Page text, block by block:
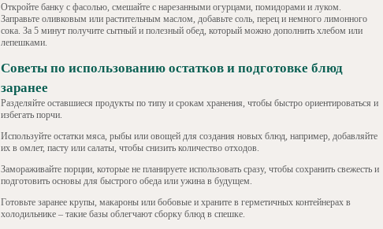
Откройте банку с фасолью, смешайте с нарезанными огурцами, помидорами и луком.
Заправьте оливковым или растительным маслом, добавьте соль, перец и немного лимонного
сока. За 5 минут получите сытный и полезный обед, который можно дополнить хлебом или
лепешками.
Советы по использованию остатков и подготовке блюд
заранее
Разделяйте оставшиеся продукты по типу и срокам хранения, чтобы быстро ориентироваться и
избегать порчи.
Используйте остатки мяса, рыбы или овощей для создания новых блюд, например, добавляйте
их в омлет, пасту или салаты, чтобы снизить количество отходов.
Замораживайте порции, которые не планируете использовать сразу, чтобы сохранить свежесть и
подготовить основы для быстрого обеда или ужина в будущем.
Готовьте заранее крупы, макароны или бобовые и храните в герметичных контейнерах в
холодильнике – такие базы облегчают сборку блюд в спешке.